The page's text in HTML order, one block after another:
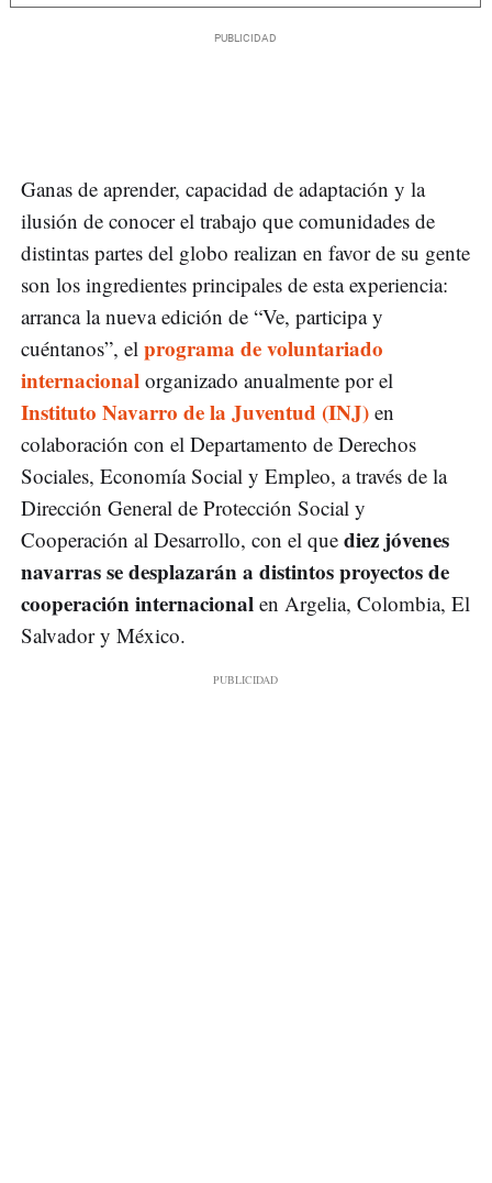
Ganas de aprender, capacidad de adaptación y la
ilusión de conocer el trabajo que comunidades de
distintas partes del globo realizan en favor de su gente
son los ingredientes principales de esta experiencia:
arranca la nueva edición de “Ve, participa y
cuéntanos”, el programa de voluntariado
internacional organizado anualmente por el
Instituto Navarro de la Juventud (INJ) en
colaboración con el Departamento de Derechos
Sociales, Economía Social y Empleo, a través de la
Dirección General de Protección Social y
Cooperación al Desarrollo, con el que diez jóvenes
navarras se desplazarán a distintos proyectos de
cooperación internacional en Argelia, Colombia, El
Salvador y México.